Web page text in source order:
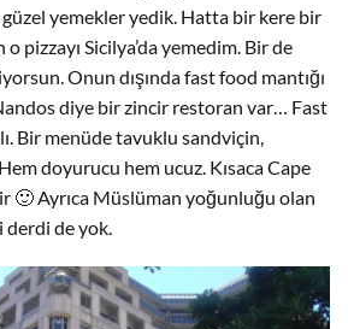
yemekler yedik. Hatta bir kere bir
pizzayı Sicilya’da yemedim. Bir de
Onun dışında fast food mantığı
diye bir zincir restoran var… Fast
Bir menüde tavuklu sandviçin,
doyurucu hem ucuz. Kısaca Cape
🙂 Ayrıca Müslüman yoğunluğu olan
de yok.